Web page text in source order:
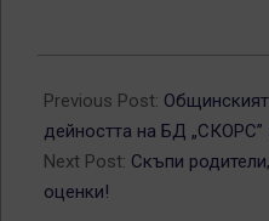
03-
15
Previous Post:
дейността на БД „СКОРС”
Next Post: Скъпи
оценки!